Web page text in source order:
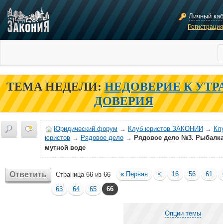
Личный
ТЕМА НЕДЕЛИ: НЕДОВЕРИЕ К
ДОВЕРИЯ
Юридический форум → Клуб юристов ЗАКОНИИ →
юристов → Рядовое дело → Рядовое дело №3.
мутной воде
Ответить Страница 66 из 66 « Первая < 16 56 61
63
64 65 66
Опции темы